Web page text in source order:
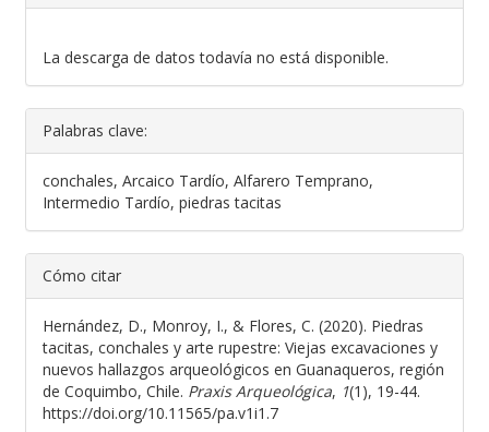
La descarga de datos todavía no está disponible.
Palabras clave:
conchales, Arcaico Tardío, Alfarero Temprano,
Intermedio Tardío, piedras tacitas
Cómo citar
Hernández, D., Monroy, I., & Flores, C. (2020). Piedras
tacitas, conchales y arte rupestre: Viejas excavaciones y
nuevos hallazgos arqueológicos en Guanaqueros, región
de Coquimbo, Chile. Praxis Arqueológica, 1(1), 19-44.
https://doi.org/10.11565/pa.v1i1.7